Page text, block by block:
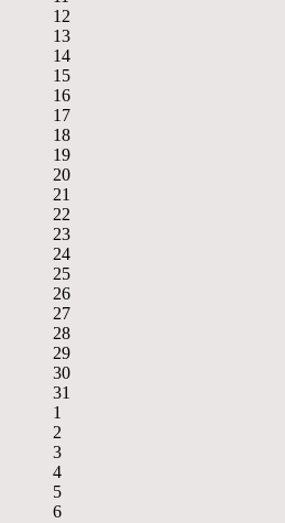
12
13
14
15
16
17
18
19
20
21
22
23
24
25
26
27
28
29
30
31
1
2
3
4
5
6